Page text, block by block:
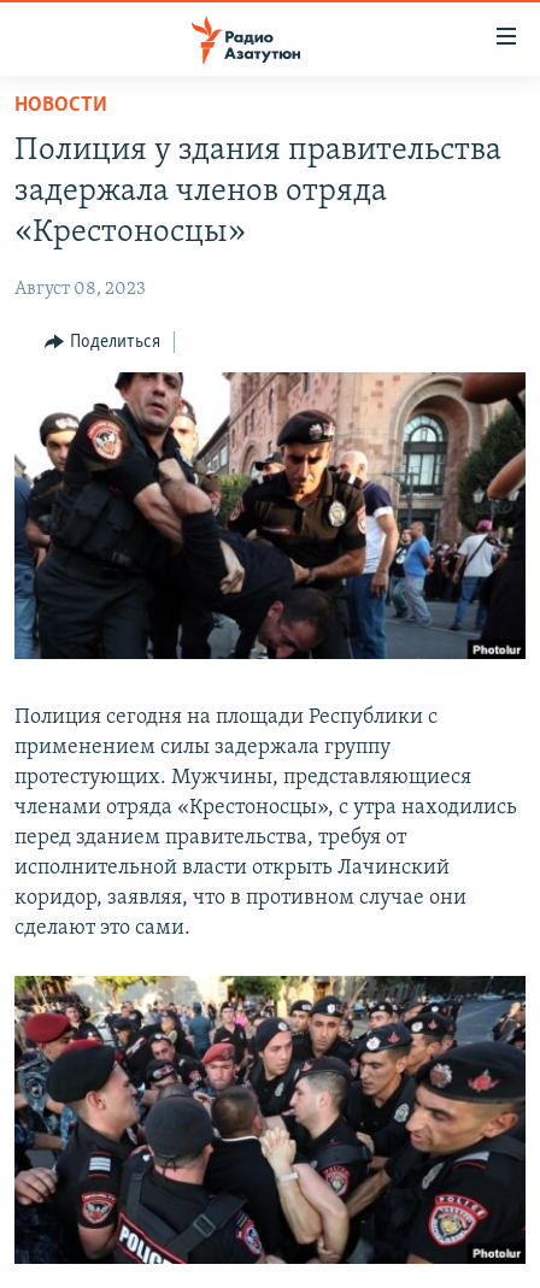
Перейти
основному
содержанию
Перейти
основной
навигации
Перейти
НОВОСТИ
ПОЛИТИКА
ЭКОНОМИКА
РЕГИОН
НАГОРНЫЙ КАРАБАХ
КУЛЬТУРА
СПОРТ
АРХИВ
Հայերեն
English
Все сайты Радио Азатутюн
НОВОСТИ
Полиция у здания правительства
задержала членов отряда
«Крестоносцы»
Август 08, 2023
Поделиться
Полиция сегодня на площади Республики с
применением силы задержала группу
протестующих. Мужчины, представляющиеся
членами отряда «Крестоносцы», с утра находились
перед зданием правительства, требуя от
исполнительной власти открыть Лачинский
коридор, заявляя, что в противном случае они
сделают это сами.